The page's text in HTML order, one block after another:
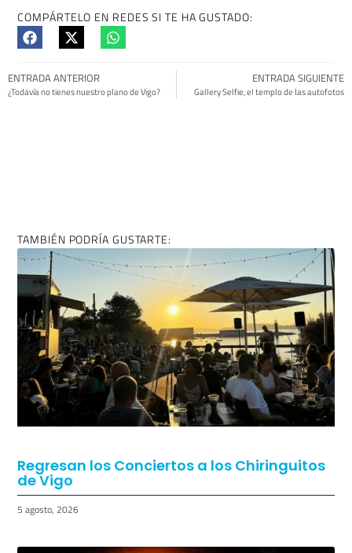
TAMBIÉN PODRÍA GUSTARTE:
Regresan los Conciertos a los Chiringuitos
de Vigo
5 agosto, 2026